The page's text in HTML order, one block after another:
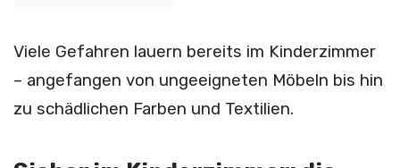
Viele Gefahren lauern bereits im Kinderzimmer
– angefangen von ungeeigneten Möbeln bis hin
zu schädlichen Farben und Textilien.